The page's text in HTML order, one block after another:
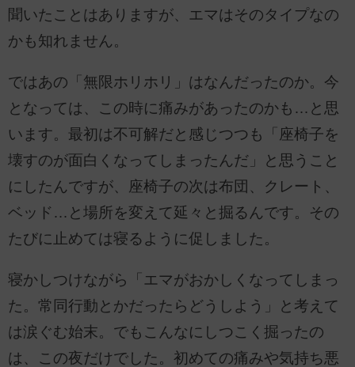
聞いたことはありますが、エマはそのタイプなの
かも知れません。
ではあの「無限ホリホリ」はなんだったのか。今
となっては、この時に痛みがあったのかも…と思
います。最初は不可解だと感じつつも「座椅子を
壊すのが面白くなってしまったんだ」と思うこと
にしたんですが、座椅子の次は布団、クレート、
ベッド…と場所を変えて延々と掘るんです。その
たびに止めては寝るように促しました。
寝かしつけながら「エマがおかしくなってしまっ
た。常同行動とかだったらどうしよう」と考えて
は涙ぐむ始末。でもこんなにしつこく掘ったの
は、この夜だけでした。初めての痛みや気持ち悪